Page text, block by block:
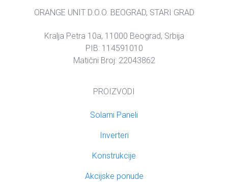
ORANGE UNIT D.O.O. BEOGRAD, STARI GRAD
Kralja Petra 10a, 11000 Beograd, Srbija
PIB: 114591010
Matični Broj: 22043862
PROIZVODI
Solarni Paneli
Inverteri
Konstrukcije
Akcijske ponude